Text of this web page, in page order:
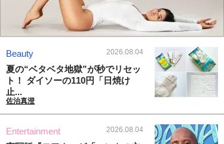
Beauty 2026.08.04
夏の“ベタベタ地獄”が秒でリセッ
ト！ ダイソーの110円「日焼け
止...
佐治真澄
Entertainment 2026.08.04